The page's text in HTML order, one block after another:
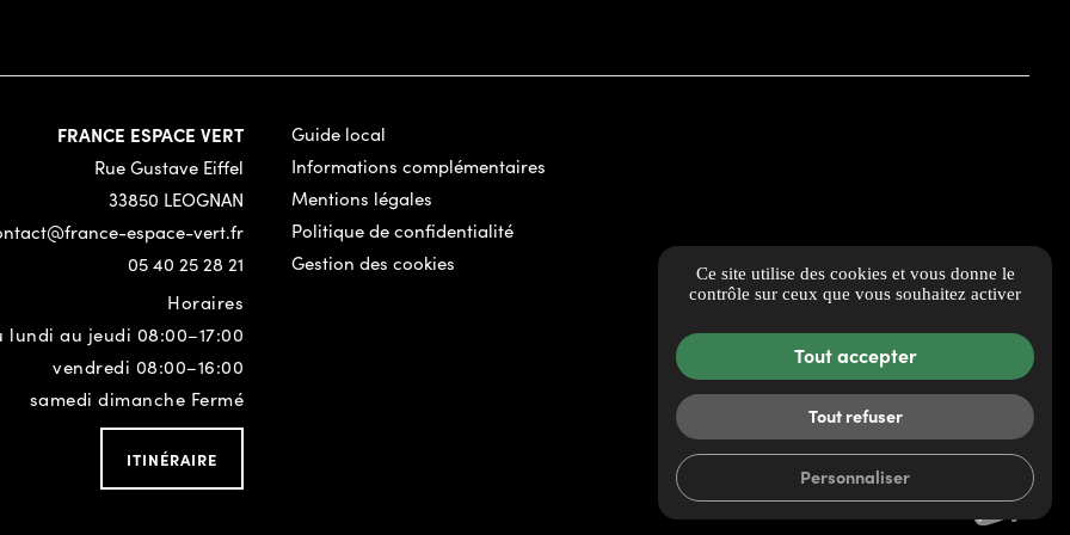
FRANCE ESPACE VERT
Rue Gustave Eiffel
33850 LEOGNAN
espace-vert.fr
05 40 25 28 21
Horaires
lundi au jeudi 08:00–17:00
vendredi 08:00–16:00
samedi dimanche Fermé
ITINÉRAIRE
Guide local
Informations complémentaires
Mentions légales
Politique de confidentialité
Gestion des cookies
Ce site utilise des cookies et vous donne le
contrôle sur ceux que vous souhaitez activer
Tout accepter
Tout refuser
Personnaliser